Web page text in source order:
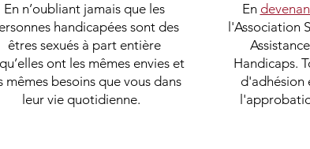
En n’oubliant jamais que les
handicapées sont des
êtres sexués à part entière
ont les mêmes envies et
mêmes besoins que vous dans
leur vie quotidienne.
En
l'Association
Handicaps.
d'adhésion